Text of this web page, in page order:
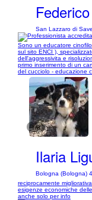
San Lazzaro di
Sono un educatore
sul sito ENCI ),
dell'aggressivita e
primo inserimento di un
del cucciolo - educazione
1/3
Ilaria
Bologna (Bologna)
reciprocamente
esigenze economiche
anche solo per info